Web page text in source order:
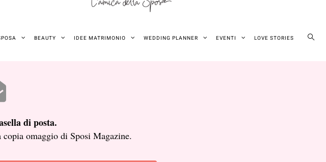
BEAUTY IDEE MATRIMONIO WEDDING PLANNER EVENTI LOVE STORIES
di posta.
omaggio di Sposi Magazine.